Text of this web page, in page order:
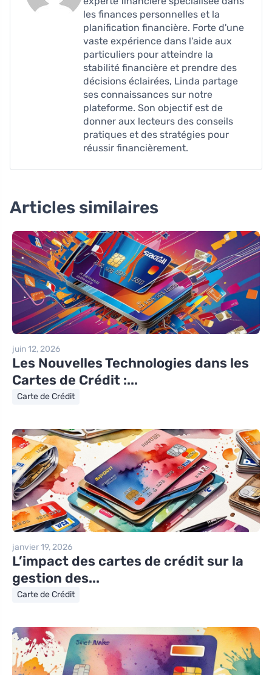
les finances personnelles et la
planification financière. Forte d'une
vaste expérience dans l'aide aux
particuliers pour atteindre la
stabilité financière et prendre des
décisions éclairées, Linda partage
ses connaissances sur notre
plateforme. Son objectif est de
donner aux lecteurs des conseils
pratiques et des stratégies pour
réussir financièrement.
Articles similaires
juin 12, 2026
Les Nouvelles Technologies dans les
Cartes de Crédit :...
Carte de Crédit
janvier 19, 2026
L’impact des cartes de crédit sur la
gestion des...
Carte de Crédit